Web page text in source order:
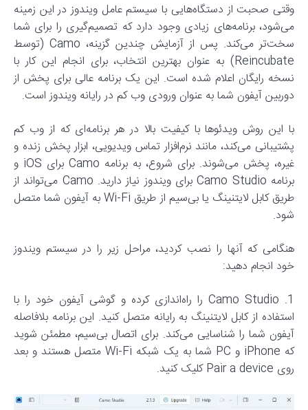
وقتی صحبت از دستگاه‌هایی با سیستم عامل ویندوز در این زمینه
می‌شود، برنامه‌های زیادی وجود دارد که تصمیم‌گیری را برای شما
سخت‌تر می‌کند. پس از آزمایش چندین گزینه، Camo (توسط
Reincubate) به عنوان بهترین انتخاب، برای انجام این کار با
نسخه رایگان اعلام شده است. این یک برنامه عالی برای پخش از
دوربین آیفون شما به عنوان ورودی وب کم در رایانه ویندوز است.
با این روش ویدئوها با کیفیت بالا در هر برنامه‌ای که از وب کم
پشتیبانی می‌کند، مانند نرم‌افزار تماس ویدیویی، ابزار پخش زنده و
غیره، پخش می‌شوند. برای شروع، به برنامه Camo برای iOS و
برنامه Camo Studio برای ویندوز نیاز دارید. Camo می‌تواند از
طریق کابل لایتنینگ یا بی‌سیم از طریق Wi-Fi به آیفون شما متصل
شود.
هنگامی که آنها را نصب کردید، مراحل زیر را در سیستم ویندوز
خود انجام دهید:
1. Camo Studio را راه‌اندازی کرده و گوشی آیفون خود را با
استفاده از کابل لایتنینگ به رایانه متصل کنید. این برنامه بلافاصله
آیفون شما را شناسایی می‌کند. برای اتصال بی‌سیم، مطمئن شوید
که iPhone و PC شما به یک شبکه Wi-Fi متصل هستند و بعد
روی Pair a device کلیک کنید.